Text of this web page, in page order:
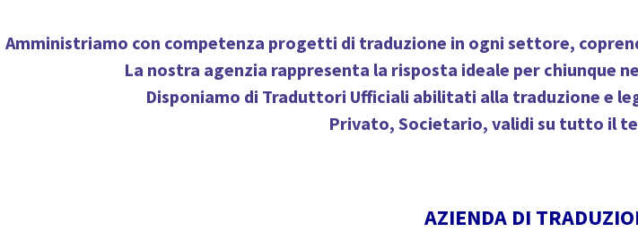
Amministriamo con competenza progetti di traduzione in ogni settore,
La nostra agenzia rappresenta la risposta ideale per chiunque
Disponiamo di Traduttori Ufficiali abilitati alla traduzione e
Privato, Societario, validi su tutto il
AZIENDA DI